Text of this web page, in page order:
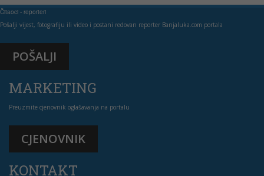
Čitaoci - reporteri
Pošalji vijest, fotografiju ili video i postani redovan reporter Banjaluka.com portala
POŠALJI
MARKETING
Preuzmite cjenovnik oglašavanja na portalu
CJENOVNIK
KONTAKT